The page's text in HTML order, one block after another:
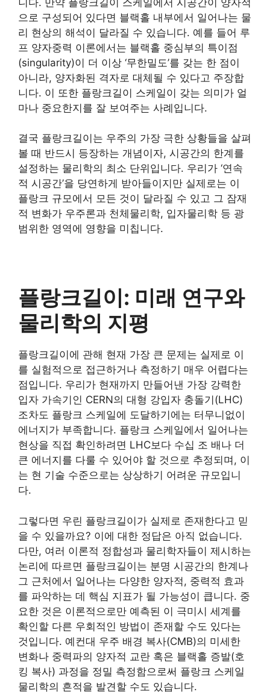
으로 구성되어 있다면 블랙홀 내부에서 일어나는 물
리 현상의 해석이 달라질 수 있습니다. 예를 들어 루
프 양자중력 이론에서는 블랙홀 중심부의 특이점
(singularity)이 더 이상 ‘무한밀도’를 갖는 한 점이
아니라, 양자화된 격자로 대체될 수 있다고 주장합
니다. 이 또한 플랑크길이 스케일이 갖는 의미가 얼
마나 중요한지를 잘 보여주는 사례입니다.
결국 플랑크길이는 우주의 가장 극한 상황들을 살펴
볼 때 반드시 등장하는 개념이자, 시공간의 한계를
설정하는 물리학의 최소 단위입니다. 우리가 ‘연속
적 시공간’을 당연하게 받아들이지만 실제로는 이
플랑크 규모에서 모든 것이 달라질 수 있고 그 잠재
적 변화가 우주론과 천체물리학, 입자물리학 등 광
범위한 영역에 영향을 미칩니다.
플랑크길이: 미래 연구와
물리학의 지평
플랑크길이에 관해 현재 가장 큰 문제는 실제로 이
를 실험적으로 접근하거나 측정하기 매우 어렵다는
점입니다. 우리가 현재까지 만들어낸 가장 강력한
입자 가속기인 CERN의 대형 강입자 충돌기(LHC)
조차도 플랑크 스케일에 도달하기에는 터무니없이
에너지가 부족합니다. 플랑크 스케일에서 일어나는
현상을 직접 확인하려면 LHC보다 수십 조 배나 더
큰 에너지를 다룰 수 있어야 할 것으로 추정되며, 이
는 현 기술 수준으로는 상상하기 어려운 규모입니
다.
그렇다면 우린 플랑크길이가 실제로 존재한다고 믿
을 수 있을까요? 이에 대한 정답은 아직 없습니다.
다만, 여러 이론적 정합성과 물리학자들이 제시하는
논리에 따르면 플랑크길이는 분명 시공간의 한계나
그 근처에서 일어나는 다양한 양자적, 중력적 효과
를 파악하는 데 핵심 지표가 될 가능성이 큽니다. 중
요한 것은 이론적으로만 예측된 이 극미시 세계를
확인할 다른 우회적인 방법이 존재할 수도 있다는
것입니다. 예컨대 우주 배경 복사(CMB)의 미세한
변화나 중력파의 양자적 교란 혹은 블랙홀 증발(호
킹 복사) 과정을 정밀 측정함으로써 플랑크 스케일
물리학의 흔적을 발견할 수도 있습니다.